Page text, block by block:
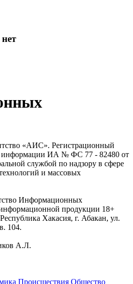
«АИС». Регистрационный
информации ИА № ФС 77 - 82480 от
службой по надзору в сфере
и массовых
Информационных
продукции 18+
Хакасия, г. Абакан, ул.
104.
А.Л.
Происшествия Общество